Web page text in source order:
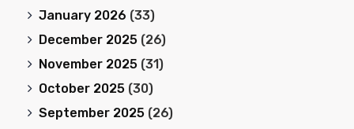
January 2026 (33)
December 2025 (26)
November 2025 (31)
October 2025 (30)
September 2025 (26)